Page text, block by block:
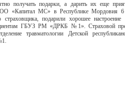
получать подарки, а дарить их еще
«Капитал МС» в Республике Мордовия 6
страховщика, подарили хорошее
ГБУЗ РМ «ДРКБ №1». Страховой
травматологии Детской